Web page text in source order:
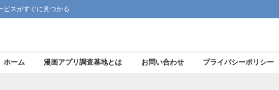
ビスがすぐに見つかる
ホーム 漫画アプリ調査基地とは お問い合わせ プライバシーポリシー